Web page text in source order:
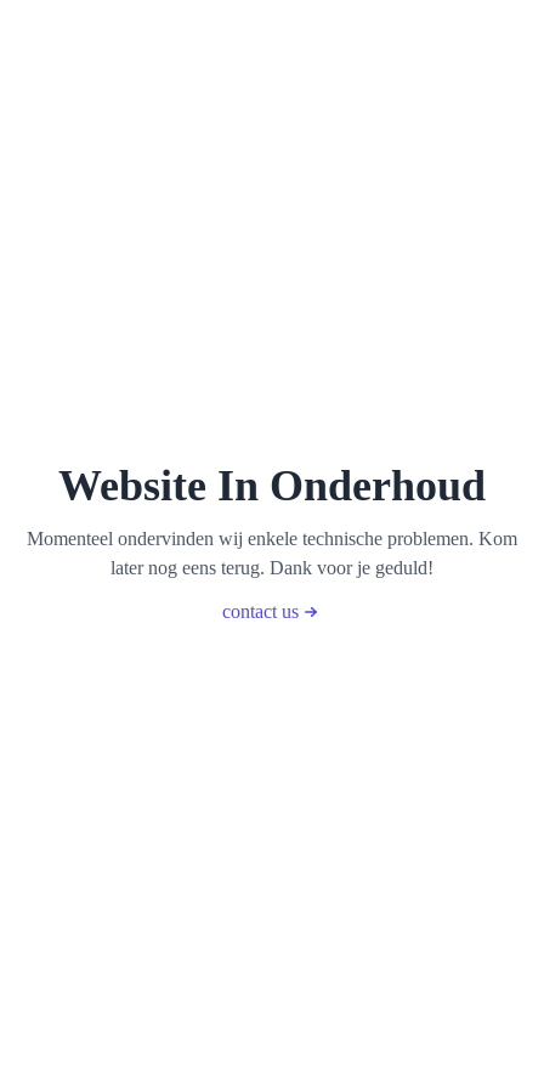
Website In Onderhoud
Momenteel ondervinden wij enkele technische problemen. Kom
later nog eens terug. Dank voor je geduld!
contact us